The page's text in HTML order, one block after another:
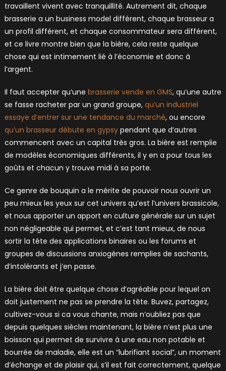
travaillent vivent avec tranquillité. Autrement dit, chaque
brasserie a un business model différent, chaque brasseur a
un profil différent, et chaque consommateur sera différent,
et ce livre montre bien que la bière, cela reste quelque
chose qui est intimement lié à l’économie et donc à
l’argent.
Il faut accepter qu’une brasserie vende en GMS, qu’une autre
se fasse racheter par un grand groupe, qu’un industriel
essaye d’entrer sur une tendance du marché, ou encore
qu’un brasseur débute en gypsypendant que d’autres
commencent avec un capital très gros. La bière est remplie
de modèles économiques différents, il y en a pour tous les
goûts et chacun y trouve midi à sa porte.
Ce genre de bouquin a le mérite de pouvoir nous ouvrir un
peu mieux les yeux sur cet univers qu’est l’univers brassicole,
et nous apporter un apport en culture générale sur un sujet
non négligeable qui permet, et c’est tant mieux, de nous
sortir la tête des applications binaires ou les forums et
groupes de discussions anxiogènes remplies de sachants,
d’intolérants et j’en passe.
La bière doit être quelque chose d’agréable pour lequel on
doit justement ne pas se prendre la tête. Buvez, partagez,
cultivez-vous si ca vous chante, mais n’oubliez pas que
depuis quelques siècles maintenant, la bière n’est plus une
boisson qui permet de survivre à une eau non potable et
bourrée de maladie, elle est un “lubrifiant social”, un moment
d’échange et de plaisir qui, s’il est fait correctement, quelque